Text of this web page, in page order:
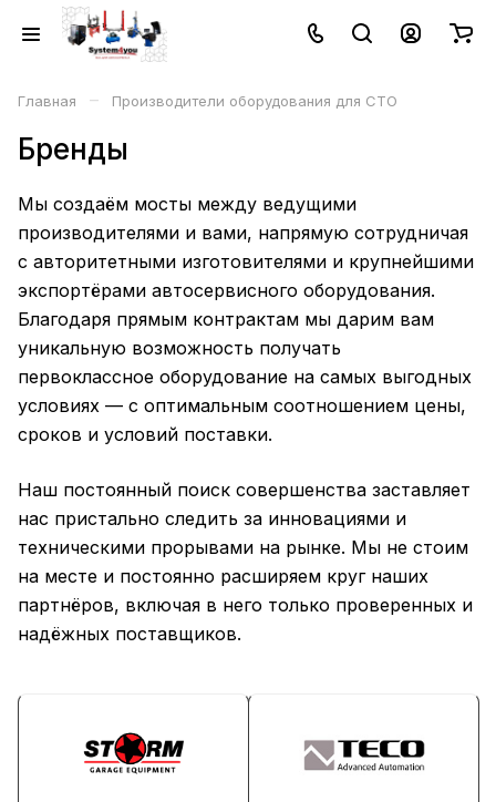
Главная – Производители оборудования для СТО
Бренды
Мы создаём мосты между ведущими
производителями и вами, напрямую сотрудничая
с авторитетными изготовителями и крупнейшими
экспортёрами автосервисного оборудования.
Благодаря прямым контрактам мы дарим вам
уникальную возможность получать
первоклассное оборудование на самых выгодных
условиях — с оптимальным соотношением цены,
сроков и условий поставки.
Наш постоянный поиск совершенства заставляет
нас пристально следить за инновациями и
техническими прорывами на рынке. Мы не стоим
на месте и постоянно расширяем круг наших
партнёров, включая в него только проверенных и
надёжных поставщиков.